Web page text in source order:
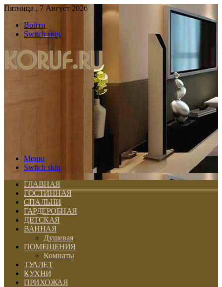
Пятница , 7 Август 2026
Войти
Switch skin
Меню
Switch skin
ГЛАВНАЯ
ГОСТИННАЯ
СПАЛЬНИ
ГАРДЕРОБНАЯ
ДЕТСКАЯ
ВАННАЯ
Душевая
ПОМЕЩЕНИЯ
Комнаты
ТУАЛЕТ
КУХНИ
ПРИХОЖАЯ